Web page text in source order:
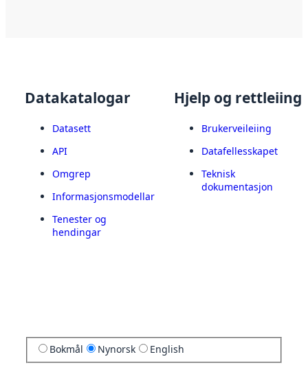
Datakatalogar
Datasett
API
Omgrep
Informasjonsmodellar
Tenester og
hendingar
Hjelp og rettleiing
Brukerveileiing
Datafellesskapet
Teknisk
dokumentasjon
Bokmål Nynorsk English